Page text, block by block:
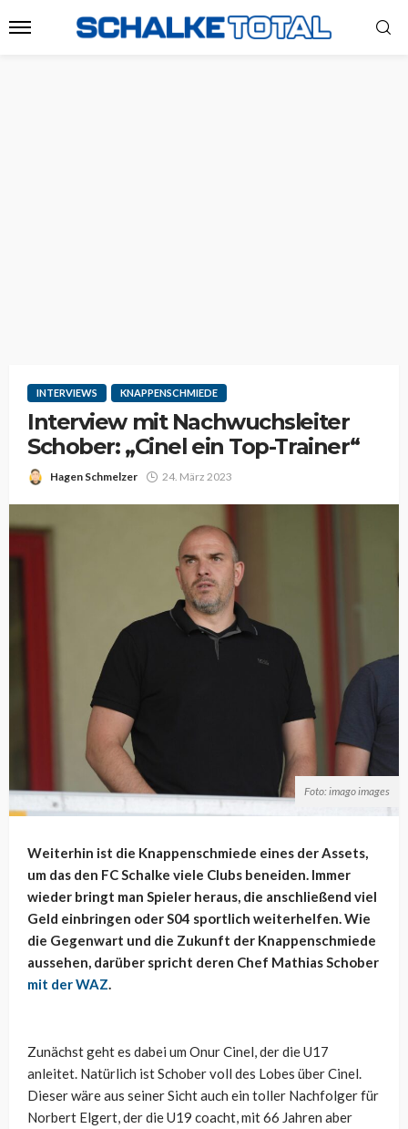
INTERVIEWS KNAPPENSCHMIEDE
Interview mit Nachwuchsleiter
Schober: „Cinel ein Top-Trainer“
Hagen Schmelzer 24. März 2023
Foto: imago images
Weiterhin ist die Knappenschmiede eines der Assets,
um das den FC Schalke viele Clubs beneiden. Immer
wieder bringt man Spieler heraus, die anschließend viel
Geld einbringen oder S04 sportlich weiterhelfen. Wie
die Gegenwart und die Zukunft der Knappenschmiede
aussehen, darüber spricht deren Chef Mathias Schober
mit der WAZ.
Zunächst geht es dabei um Onur Cinel, der die U17
anleitet. Natürlich ist Schober voll des Lobes über Cinel.
Dieser wäre aus seiner Sicht auch ein toller Nachfolger für
Norbert Elgert, der die U19 coacht, mit 66 Jahren aber